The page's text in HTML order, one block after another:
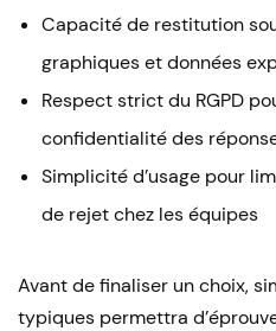
Capacité de restitution
graphiques et données
Respect strict du RGPD
confidentialité des
Simplicité d’usage pour
de rejet chez les équipes
Avant de finaliser un choix,
typiques permettra